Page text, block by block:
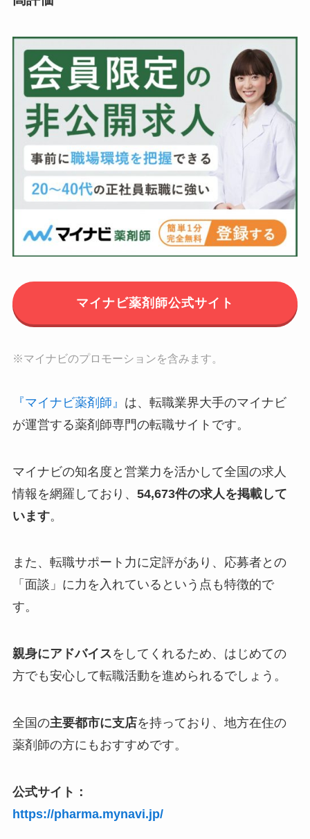
マイナビ薬剤師公式サイト
※マイナビのプロモーションを含みます。
『マイナビ薬剤師』 は、転職業界大手のマイナビ
が運営する薬剤師専門の転職サイトです。
マイナビの知名度と営業力を活かして全国の求人
情報を網羅しており、 54,673件の求人を掲載して
います。
また、転職サポート力に定評があり、応募者との
「面談」に力を入れているという点も特徴的で
す。
親身にアドバイスをしてくれるため、はじめての
方でも安心して転職活動を進められるでしょう。
全国の主要都市に支店を持っており、地方在住の
薬剤師の方にもおすすめです。
公式サイト：
https://pharma.mynavi.jp/